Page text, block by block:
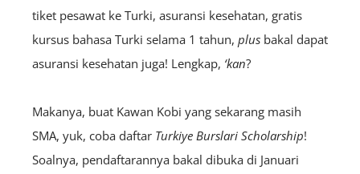
tiket pesawat ke Turki, asuransi kesehatan, gratis
kursus bahasa Turki selama 1 tahun, plus bakal dapat
asuransi kesehatan juga! Lengkap, ‘kan?
Makanya, buat Kawan Kobi yang sekarang masih
SMA, yuk, coba daftar Turkiye Burslari Scholarship!
Soalnya, pendaftarannya bakal dibuka di Januari